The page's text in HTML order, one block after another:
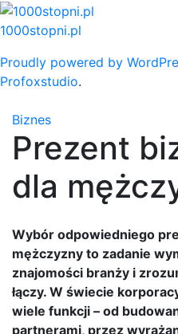
Skip
to
1000stopni.pl
Proudly powered by
Profoxstudio.
Biznes
Prezent
dla
Wybór odpowiedniego
mężczyzny to zadanie
znajomości branży i
łączy. W świecie
wiele funkcji – od
partnerami, przez